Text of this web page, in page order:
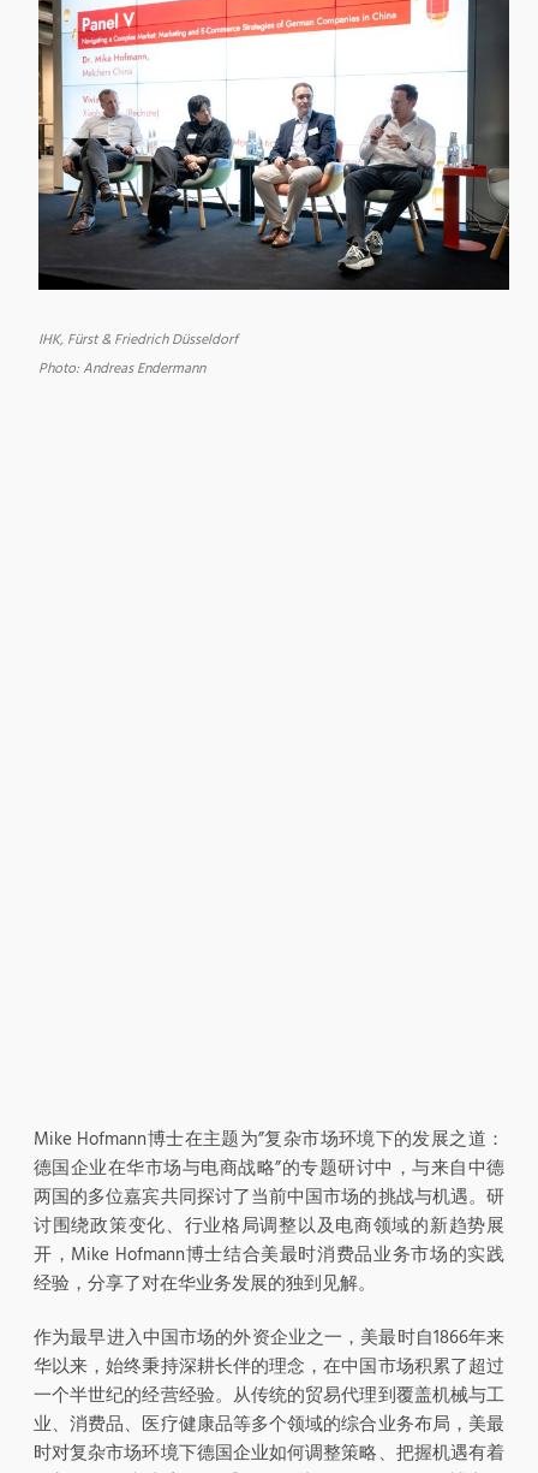
IHK, Fürst & Friedrich Düsseldorf
Photo: Andreas Endermann
Mike Hofmann博士在主题为”复杂市场环境下的发展之道：
德国企业在华市场与电商战略”的专题研讨中，与来自中德
两国的多位嘉宾共同探讨了当前中国市场的挑战与机遇。研
讨围绕政策变化、行业格局调整以及电商领域的新趋势展
开，Mike Hofmann博士结合美最时消费品业务市场的实践
经验，分享了对在华业务发展的独到见解。
作为最早进入中国市场的外资企业之一，美最时自1866年来
华以来，始终秉持深耕长伴的理念，在中国市场积累了超过
一个半世纪的经营经验。从传统的贸易代理到覆盖机械与工
业、消费品、医疗健康品等多个领域的综合业务布局，美最
时对复杂市场环境下德国企业如何调整策略、把握机遇有着